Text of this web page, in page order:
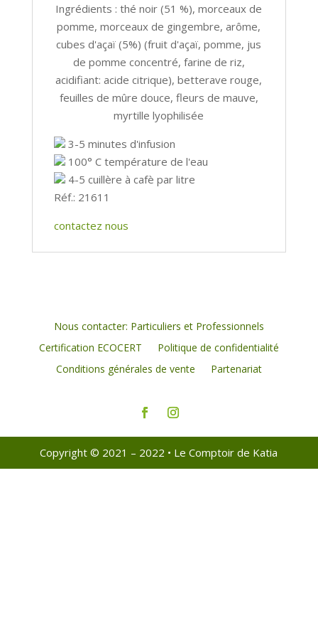
Ingrédients : thé noir (51 %), morceaux de
pomme, morceaux de gingembre, arôme,
cubes d'açaï (5%) (fruit d'açaï, pomme, jus
de pomme concentré, farine de riz,
acidifiant: acide citrique), betterave rouge,
feuilles de mûre douce, fleurs de mauve,
myrtille lyophilisée
3-5 minutes d'infusion
100° C température de l'eau
4-5 cuillère à cafè par litre
Réf.: 21611
contactez nous
Nous contacter: Particuliers et Professionnels
Certification ECOCERT
Politique de confidentialité
Conditions générales de vente
Partenariat
Copyright © 2021 – 2022 • Le Comptoir de Katia